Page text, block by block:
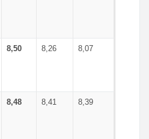
8,50 8,26 8,07
8,48 8,41 8,39